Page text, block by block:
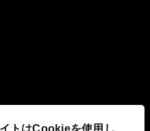
トはCookieを使用し